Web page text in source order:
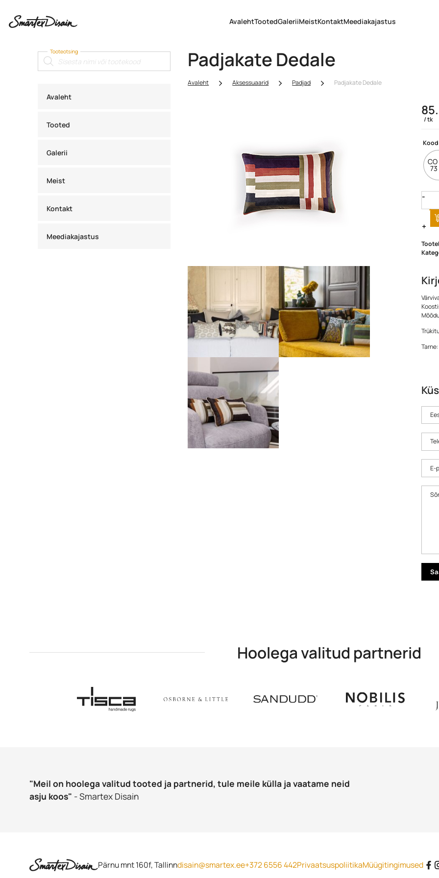
AvalehtTootedGaleriiMeistKontaktMeediakajastus
Tooteotsing
Products
search
Avaleht
Tooted
Galerii
Meist
Kontakt
Meediakajastus
Padjakate Dedale
Avaleht Aksessuaarid Padjad Padjakate Dedale
tk
Kood
CO
E-
Hoolega valitud partnerid
"Meil on hoolega valitud tooted ja partnerid, tule meile külla ja vaatame neid
asju koos" - Smartex Disain
Pärnu mnt 160f, Tallinndisain@smartex.ee+372 6556 442PrivaatsuspoliitikaMüügitingimused